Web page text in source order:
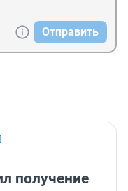
Отправить
получение